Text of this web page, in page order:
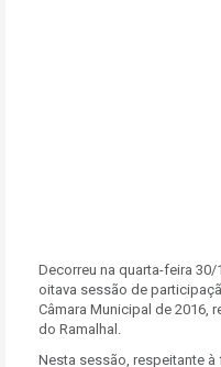
Decorreu na quarta-feira 30/
oitava sessão de
Câmara Municipal de 2016,
do Ramalhal.
Nesta sessão, respeitante